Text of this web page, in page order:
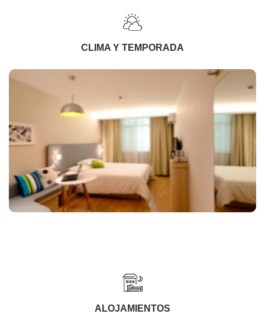
CLIMA Y TEMPORADA
ALOJAMIENTOS